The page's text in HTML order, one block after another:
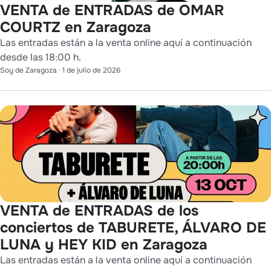
VENTA de ENTRADAS de OMAR
COURTZ en Zaragoza
Las entradas están a la venta online aquí a continuación
desde las 18:00 h.
Soy de Zaragoza · 1 de julio de 2026
VENTA de ENTRADAS de los
conciertos de TABURETE, ÁLVARO DE
LUNA y HEY KID en Zaragoza
Las entradas están a la venta online aquí a continuación